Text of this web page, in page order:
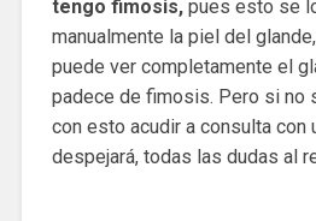
tengo fimosis, pues esto se
manualmente la piel del
puede ver completamente el
padece de fimosis. Pero si no
con esto acudir a consulta con
despejará, todas las dudas al